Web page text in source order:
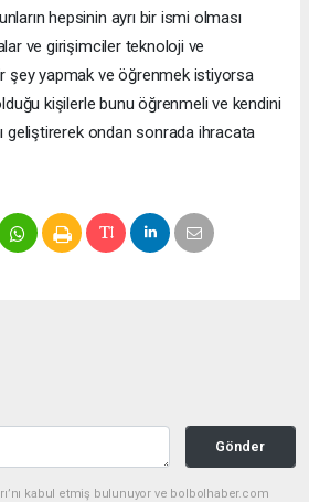
hepsinin ayrı bir ismi olması
ve girişimciler teknoloji ve
şey yapmak ve öğrenmek istiyorsa
kişilerle bunu öğrenmeli ve kendini
geliştirerek ondan sonrada ihracata
Gönder
kabul etmiş bulunuyor ve bolbolhaber.com